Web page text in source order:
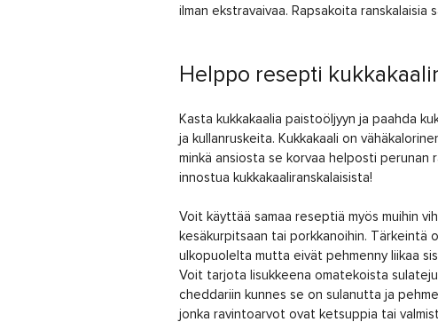
ilman ekstravaivaa. Rapsakoita ranskalaisia
Helppo resepti
Kasta kukkakaalia paistoöljyyn ja paahda
ja kullanruskeita. Kukkakaali on
minkä ansiosta se korvaa helposti perunan
innostua kukkakaaliranskalaisista!
Voit käyttää samaa reseptiä myös muihin
kesäkurpitsaan tai porkkanoihin.
ulkopuolelta mutta eivät pehmenny liikaa
Voit tarjota lisukkeena omatekoista
cheddariin kunnes se on sulanutta ja
jonka ravintoarvot ovat ketsuppia tai